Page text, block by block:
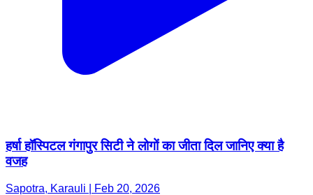
हर्षा हॉस्पिटल गंगापुर सिटी ने लोगों का जीता दिल जानिए क्या है
वजह
Sapotra, Karauli | Feb 20, 2026